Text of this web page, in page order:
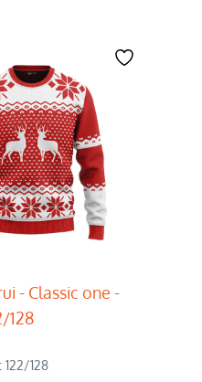
- Classic one -
128
128